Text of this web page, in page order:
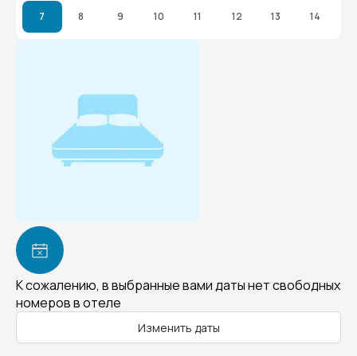
7 8 9 10 11 12 13 14
К сожалению, в выбранные вами даты нет свободных
номеров в отеле
Изменить даты